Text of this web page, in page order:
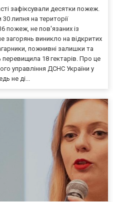
зафіксували десятки пожеж.
липня на території
пожеж, не пов'язаних із
виникло на відкритих
пожнивні залишки та
18 гектарів. Про це
управління ДСНС України у
не ді...